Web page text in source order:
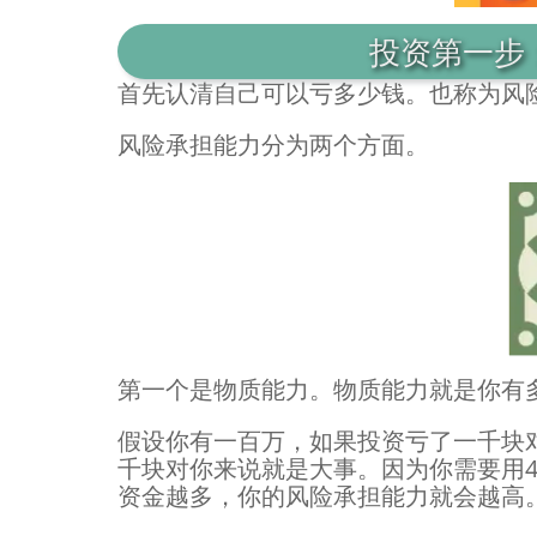
投资第一步
首先认清自己可以亏多少钱。也称为风
风险承担能力分为两个方面。
第一个是物质能力。物质能力就是你
假设你有一百万，如果投资亏了一千
千块对你来说就是大事。因为你需要
资金越多，你的风险承担能力就会越高